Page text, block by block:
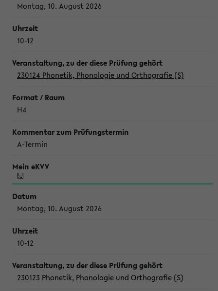
Montag, 10. August 2026
10-12
230124 Phonetik, Phonologie und Orthografie (S)
H4
A-Termin
Montag, 10. August 2026
10-12
230123 Phonetik, Phonologie und Orthografie (S)